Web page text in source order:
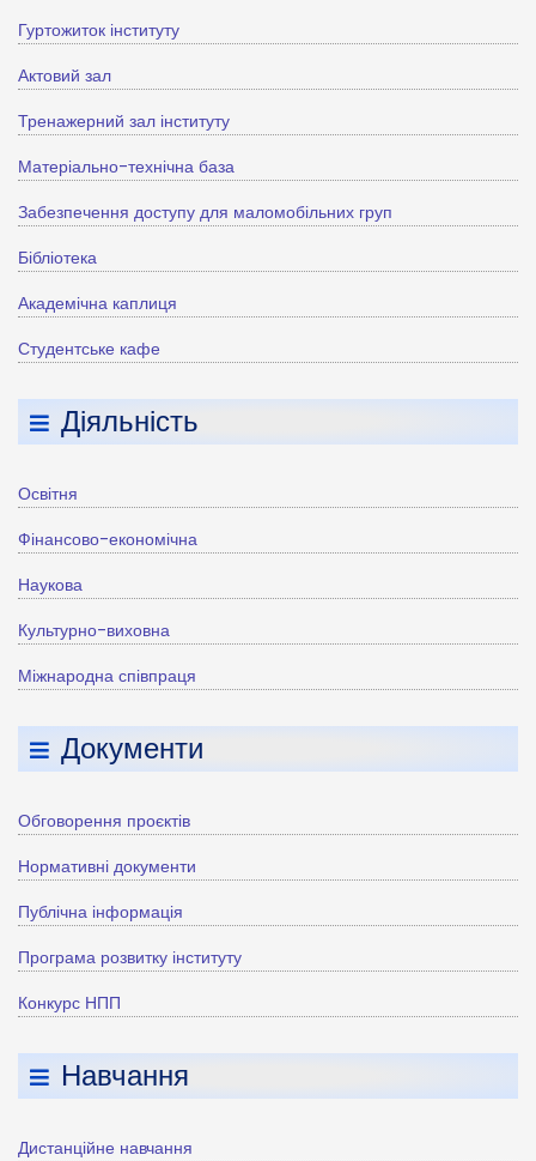
Гуртожиток інституту
Актовий зал
Тренажерний зал інституту
Матеріально-технічна база
Забезпечення доступу для маломобільних груп
Бібліотека
Академічна каплиця
Студентське кафе
Діяльність
Освітня
Фінансово-економічна
Наукова
Культурно-виховна
Міжнародна співпраця
Документи
Обговорення проєктів
Нормативні документи
Публічна інформація
Програма розвитку інституту
Конкурс НПП
Навчання
Дистанційне навчання